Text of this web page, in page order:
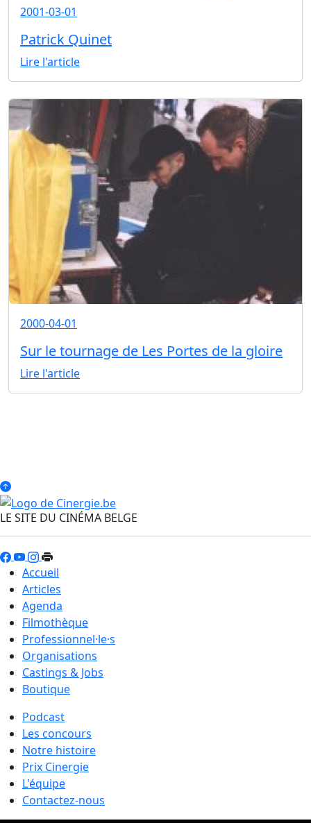
2001-03-01
Patrick Quinet
Lire l'article
2000-04-01
Sur le tournage de Les Portes de la gloire
Lire l'article
LE SITE DU CINÉMA BELGE
Accueil
Articles
Agenda
Filmothèque
Professionnel·le·s
Organisations
Castings & Jobs
Boutique
Podcast
Les concours
Notre histoire
Prix Cinergie
L'équipe
Contactez-nous